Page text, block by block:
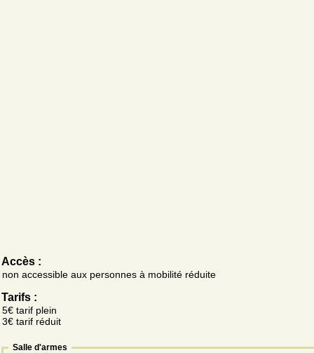
Accès :
non accessible aux personnes à mobilité réduite
Tarifs :
5€ tarif plein
3€ tarif réduit
Salle d'armes